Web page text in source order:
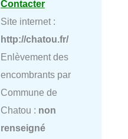
Contacter
Site internet :
http://chatou.fr/
Enlèvement des
encombrants par
Commune de
Chatou : non
renseigné